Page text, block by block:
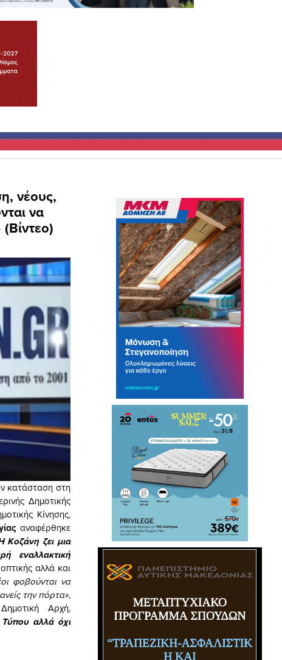
νέους,
να
κατάσταση στη
Δημοτικής
Κίνησης,
αναφέρθηκε
Κοζάνη ζει μια
εναλλακτική
αλλά και
φοβούνται να
την πόρτα»,
Αρχή,
Τύπου αλλά όχι